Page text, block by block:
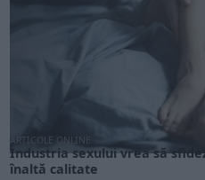
ARTICOLE ONLINE
Industria sexului vrea să
înaltă calitate